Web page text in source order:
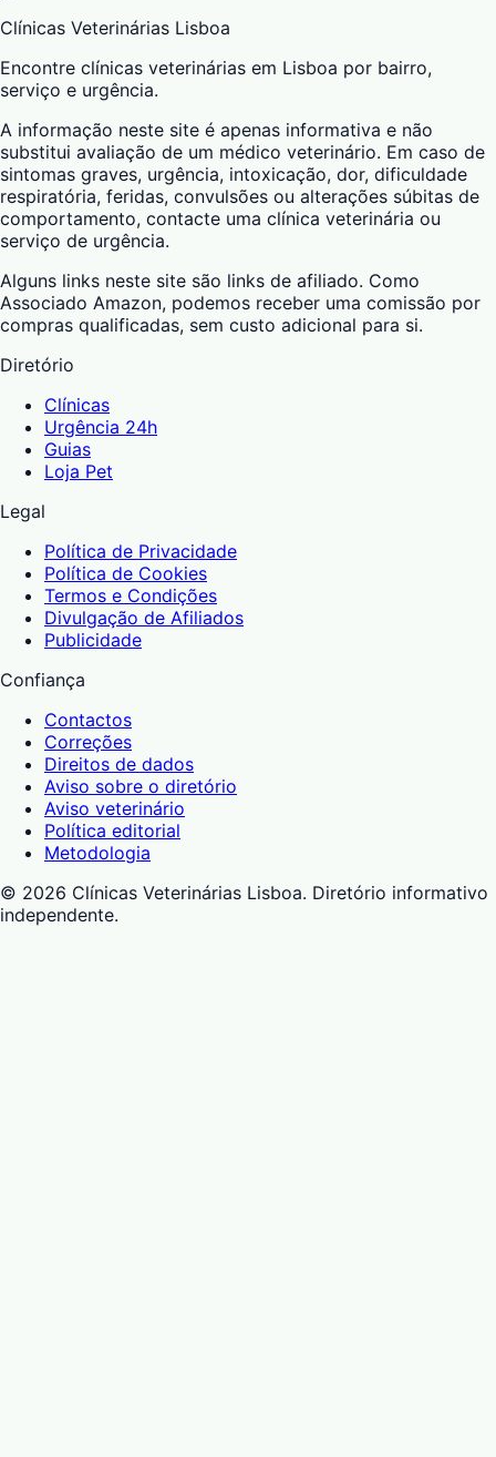
Clínicas Veterinárias Lisboa
Encontre clínicas veterinárias em Lisboa por bairro,
serviço e urgência.
A informação neste site é apenas informativa e não
substitui avaliação de um médico veterinário. Em caso de
sintomas graves, urgência, intoxicação, dor, dificuldade
respiratória, feridas, convulsões ou alterações súbitas de
comportamento, contacte uma clínica veterinária ou
serviço de urgência.
Alguns links neste site são links de afiliado. Como
Associado Amazon, podemos receber uma comissão por
compras qualificadas, sem custo adicional para si.
Diretório
Clínicas
Urgência 24h
Guias
Loja Pet
Legal
Política de Privacidade
Política de Cookies
Termos e Condições
Divulgação de Afiliados
Publicidade
Confiança
Contactos
Correções
Direitos de dados
Aviso sobre o diretório
Aviso veterinário
Política editorial
Metodologia
© 2026 Clínicas Veterinárias Lisboa. Diretório informativo
independente.